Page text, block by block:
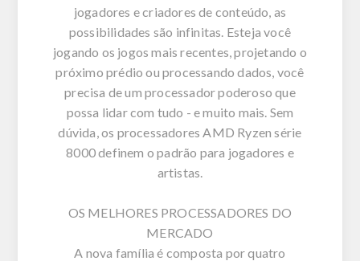
jogadores e criadores de conteúdo, as
possibilidades são infinitas. Esteja você
jogando os jogos mais recentes, projetando o
próximo prédio ou processando dados, você
precisa de um processador poderoso que
possa lidar com tudo - e muito mais. Sem
dúvida, os processadores AMD Ryzen série
8000 definem o padrão para jogadores e
artistas.
OS MELHORES PROCESSADORES DO
MERCADO
A nova família é composta por quatro